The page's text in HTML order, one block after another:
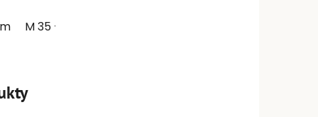
48 - 63cm - šířka 4,3cm
M 35 - 46cm - šířka 2,6cm